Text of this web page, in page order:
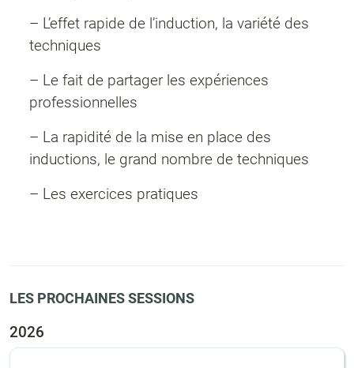
– L’effet rapide de l’induction, la variété des
techniques
– Le fait de partager les expériences
professionnelles
– La rapidité de la mise en place des
inductions, le grand nombre de techniques
– Les exercices pratiques
LES PROCHAINES SESSIONS
2026